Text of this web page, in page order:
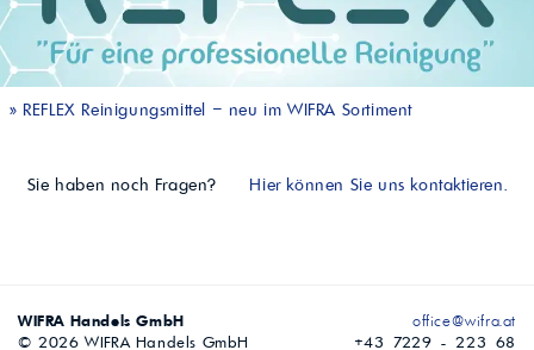
» REFLEX Reinigungsmittel – neu im WIFRA Sortiment
Sie haben noch Fragen? Hier können Sie uns kontaktieren.
WIFRA Handels GmbH
© 2026 WIFRA Handels GmbH
office@wifra.at
+43 7229 - 223 68